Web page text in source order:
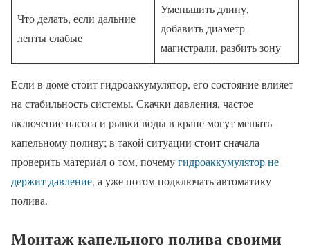
Что делать, если дальние
ленты слабые
Уменьшить длину,
добавить диаметр
магистрали, разбить зону
Если в доме стоит гидроаккумулятор, его состояние влияет
на стабильность системы. Скачки давления, частое
включение насоса и рывки воды в кране могут мешать
капельному поливу; в такой ситуации стоит сначала
проверить материал о том, почемугидроаккумулятор не
держит давление, а уже потом подключать автоматику
полива.
Монтаж капельного полива своими